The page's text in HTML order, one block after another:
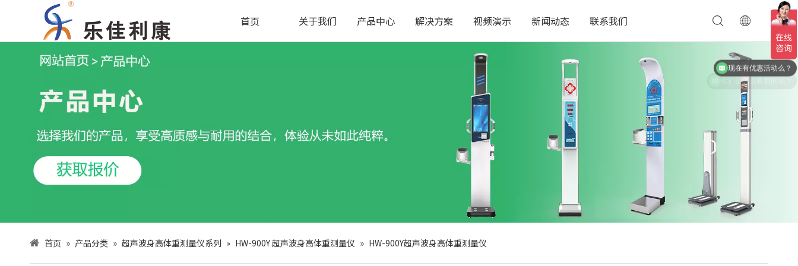
首页 关于我们 产品中心 解决方案 视频演示 新闻动态 联系我们
首页 » 产品分类 » 超声波身高体重测量仪系列 » HW-900Y 超声波身高体重测量仪 » HW-900Y超声波身高体重测量仪
现在有优惠活动么？